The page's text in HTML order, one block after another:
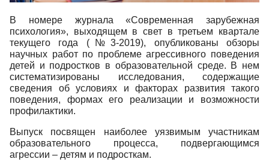
В номере журнала «Современная зарубежная
психология», выходящем в свет в третьем квартале
текущего года (№3-2019), опубликованы обзоры
научных работ по проблеме агрессивного поведения
детей и подростков в образовательной среде. В нем
систематизированы исследования, содержащие
сведения об условиях и факторах развития такого
поведения, формах его реализации и возможности
профилактики.
Выпуск посвящен наиболее уязвимым участникам
образовательного процесса, подвергающимся
агрессии – детям и подросткам.